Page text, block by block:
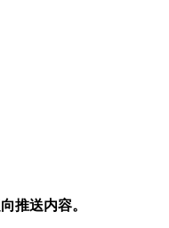
推送内容。